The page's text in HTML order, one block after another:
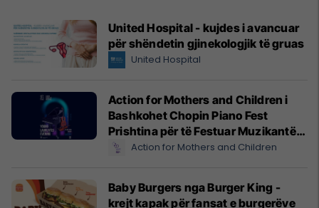
United Hospital - kujdes i avancuar
për shëndetin gjinekologjik të gruas
United Hospital
Action for Mothers and Children i
Bashkohet Chopin Piano Fest
Prishtina për të Festuar Muzikantët
e Rinj më 3 qershor
Action for Mothers and Children
Baby Burgers nga Burger King -
krejt kapak për fansat e burgerëve